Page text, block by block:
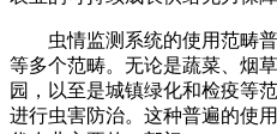
虫情监测系统的使用范畴普
等多个范畴。无论是蔬菜、烟
园，以至是城镇绿化和检疫等
进行虫害防治。这种普遍的使